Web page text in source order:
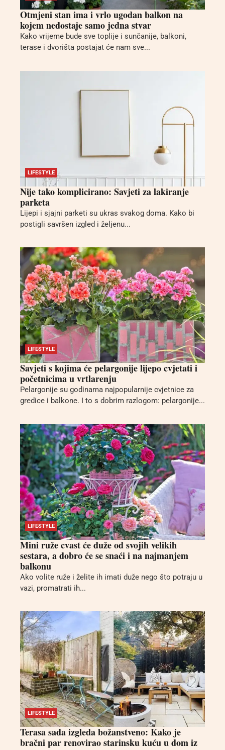
Otmjeni stan ima i vrlo ugodan balkon na
kojem nedostaje samo jedna stvar
Kako vrijeme bude sve toplije i sunčanije, balkoni,
terase i dvorišta postajat će nam sve...
LIFESTYLE
Nije tako komplicirano: Savjeti za lakiranje
parketa
Lijepi i sjajni parketi su ukras svakog doma. Kako bi
postigli savršen izgled i željenu...
LIFESTYLE
Savjeti s kojima će pelargonije lijepo cvjetati i
početnicima u vrtlarenju
Pelargonije su godinama najpopularnije cvjetnice za
gredice i balkone. I to s dobrim razlogom: pelargonije...
LIFESTYLE
Mini ruže cvast će duže od svojih velikih
sestara, a dobro će se snaći i na najmanjem
balkonu
Ako volite ruže i želite ih imati duže nego što potraju u
vazi, promatrati ih...
LIFESTYLE
Terasa sada izgleda božanstveno: Kako je
bračni par renovirao starinsku kuću u dom iz